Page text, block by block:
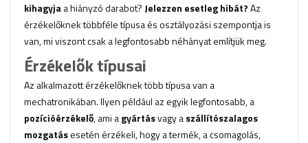
kihagyjaa hiányzó darabot? Jelezzen esetleg hibát?Az
érzékelőknek többféle típusa és osztályozási szempontja is
van, mi viszont csak a legfontosabb néhányat említjük meg.
Érzékelők típusai
Az alkalmazott érzékelőknek több típusa van a
mechatronikában. Ilyen például az egyik legfontosabb, a
pozícióérzékelő, ami agyártásvagy aszállítószalagos
mozgatásesetén érzékeli, hogy a termék, a csomagolás,